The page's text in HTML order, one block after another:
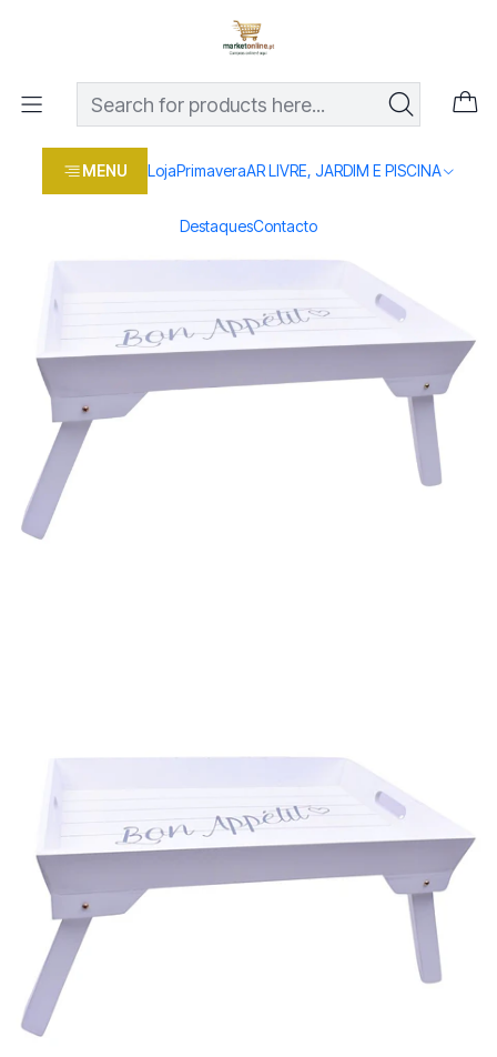
MENU LojaPrimaveraAR LIVRE, JARDIM E PISCINA
DestaquesContacto
Os melhores preços em produtos para casa, jardim e bricolage
Loja Casa e conforto TABULEIRO MADEIRA C/PERNAS